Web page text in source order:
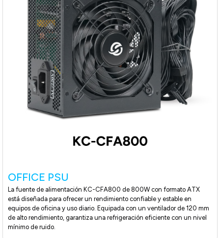
OFFICE PSU
La fuente de alimentación KC-CFA800 de 800W con formato ATX
está diseñada para ofrecer un rendimiento confiable y estable en
equipos de oficina y uso diario. Equipada con un ventilador de 120 mm
de alto rendimiento, garantiza una refrigeración eficiente con un nivel
mínimo de ruido.